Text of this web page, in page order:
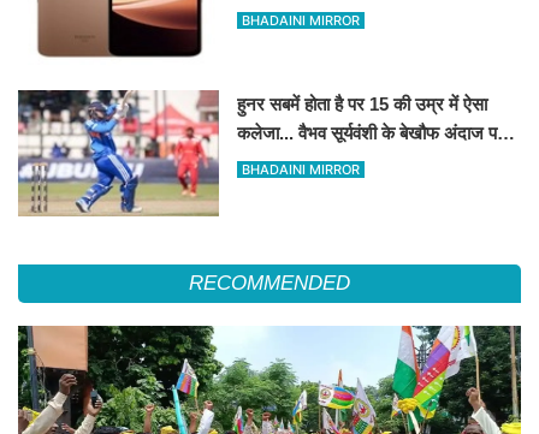
5G के रीब्रांडेड मॉडल के फीचर्स
BHADAINI MIRROR
हुनर सबमें होता है पर 15 की उम्र में ऐसा
कलेजा... वैभव सूर्यवंशी के बेखौफ अंदाज पर
फिदा हुए शिखर धवन
BHADAINI MIRROR
RECOMMENDED